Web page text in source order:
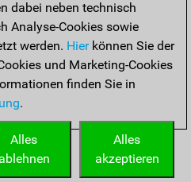
dabei neben technisch
Analyse-Cookies sowie
werden. Hierkönnen Sie der
und Marketing-Cookies
finden Sie in
.
Alles
akzeptieren
Alles
ablehnen